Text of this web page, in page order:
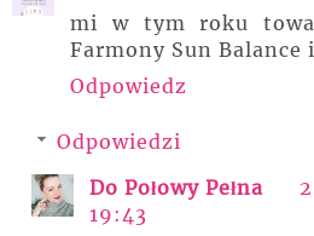
mi w tym roku
Farmony Sun
Odpowiedz
Odpowiedzi
Do Połowy Pełna
19:43